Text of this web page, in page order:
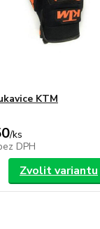
KTM
/ks
DPH
Zvolit variantu